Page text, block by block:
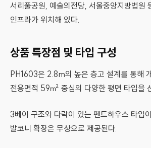
서리풀공원, 예술의전당, 서울중앙지방법원
인프라가 위치해 있다.
상품 특장점 및 타입 구성
PH1603은 2.8m의 높은 층고 설계를 통해
전용면적 59㎡ 중심의 다양한 평면 타입을
3베이 구조와 다락이 있는 펜트하우스 타입
발코니 확장은 무상으로 제공된다.